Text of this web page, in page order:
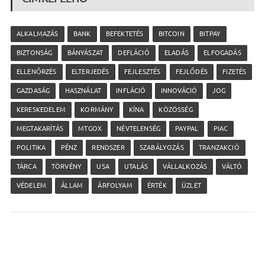
ALKALMAZÁS BANK BEFEKTETÉS BITCOIN BITPAY
BIZTONSÁG BÁNYÁSZAT DEFLÁCIÓ ELADÁS ELFOGADÁS
ELLENŐRZÉS ELTERJEDÉS FEJLESZTÉS FEJLŐDÉS FIZETÉS
GAZDASÁG HASZNÁLAT INFLÁCIÓ INNOVÁCIÓ JOG
KERESKEDELEM KORMÁNY KÍNA KÖZÖSSÉG
MEGTAKARÍTÁS MTGOX NÉVTELENSÉG PAYPAL PIAC
POLITIKA PÉNZ RENDSZER SZABÁLYOZÁS TRANZAKCIÓ
TÁRCA TÖRVÉNY USA UTALÁS VÁLLALKOZÁS VÁLTÓ
VÉDELEM ÁLLAM ÁRFOLYAM ÉRTÉK ÜZLET